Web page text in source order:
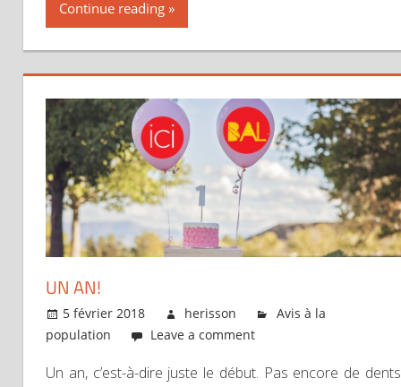
Continue reading
UN AN!
5 février 2018 herisson
Avis à la
population
Leave a comment
Un an, c’est-à-dire juste le début. Pas encore de dents